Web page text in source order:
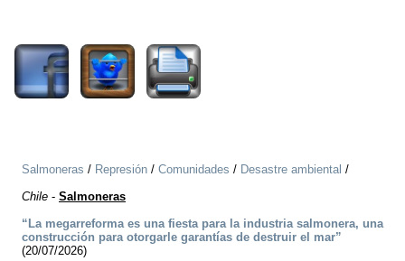
Salmoneras / Represión / Comunidades / Desastre ambiental /
Chile - Salmoneras
“La megarreforma es una fiesta para la industria salmonera, una
construcción para otorgarle garantías de destruir el mar”
(20/07/2026)